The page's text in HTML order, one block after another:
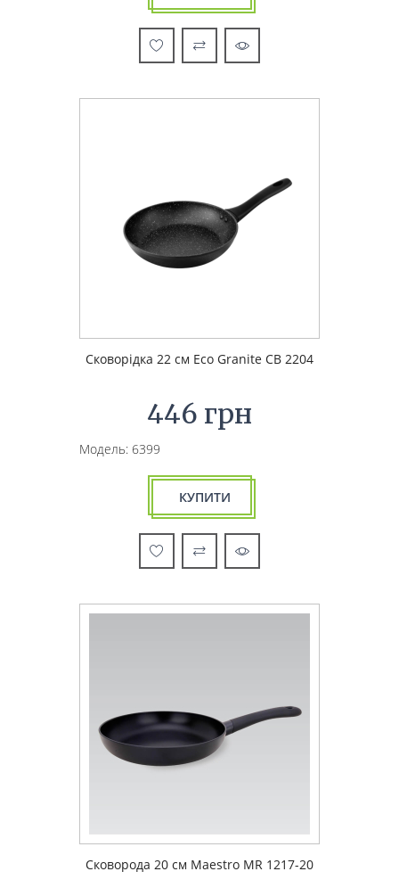
Сковорідка 22 см Eco Granite CB 2204
446 грн
Модель: 6399
КУПИТИ
Сковорода 20 см Maestro MR 1217-20